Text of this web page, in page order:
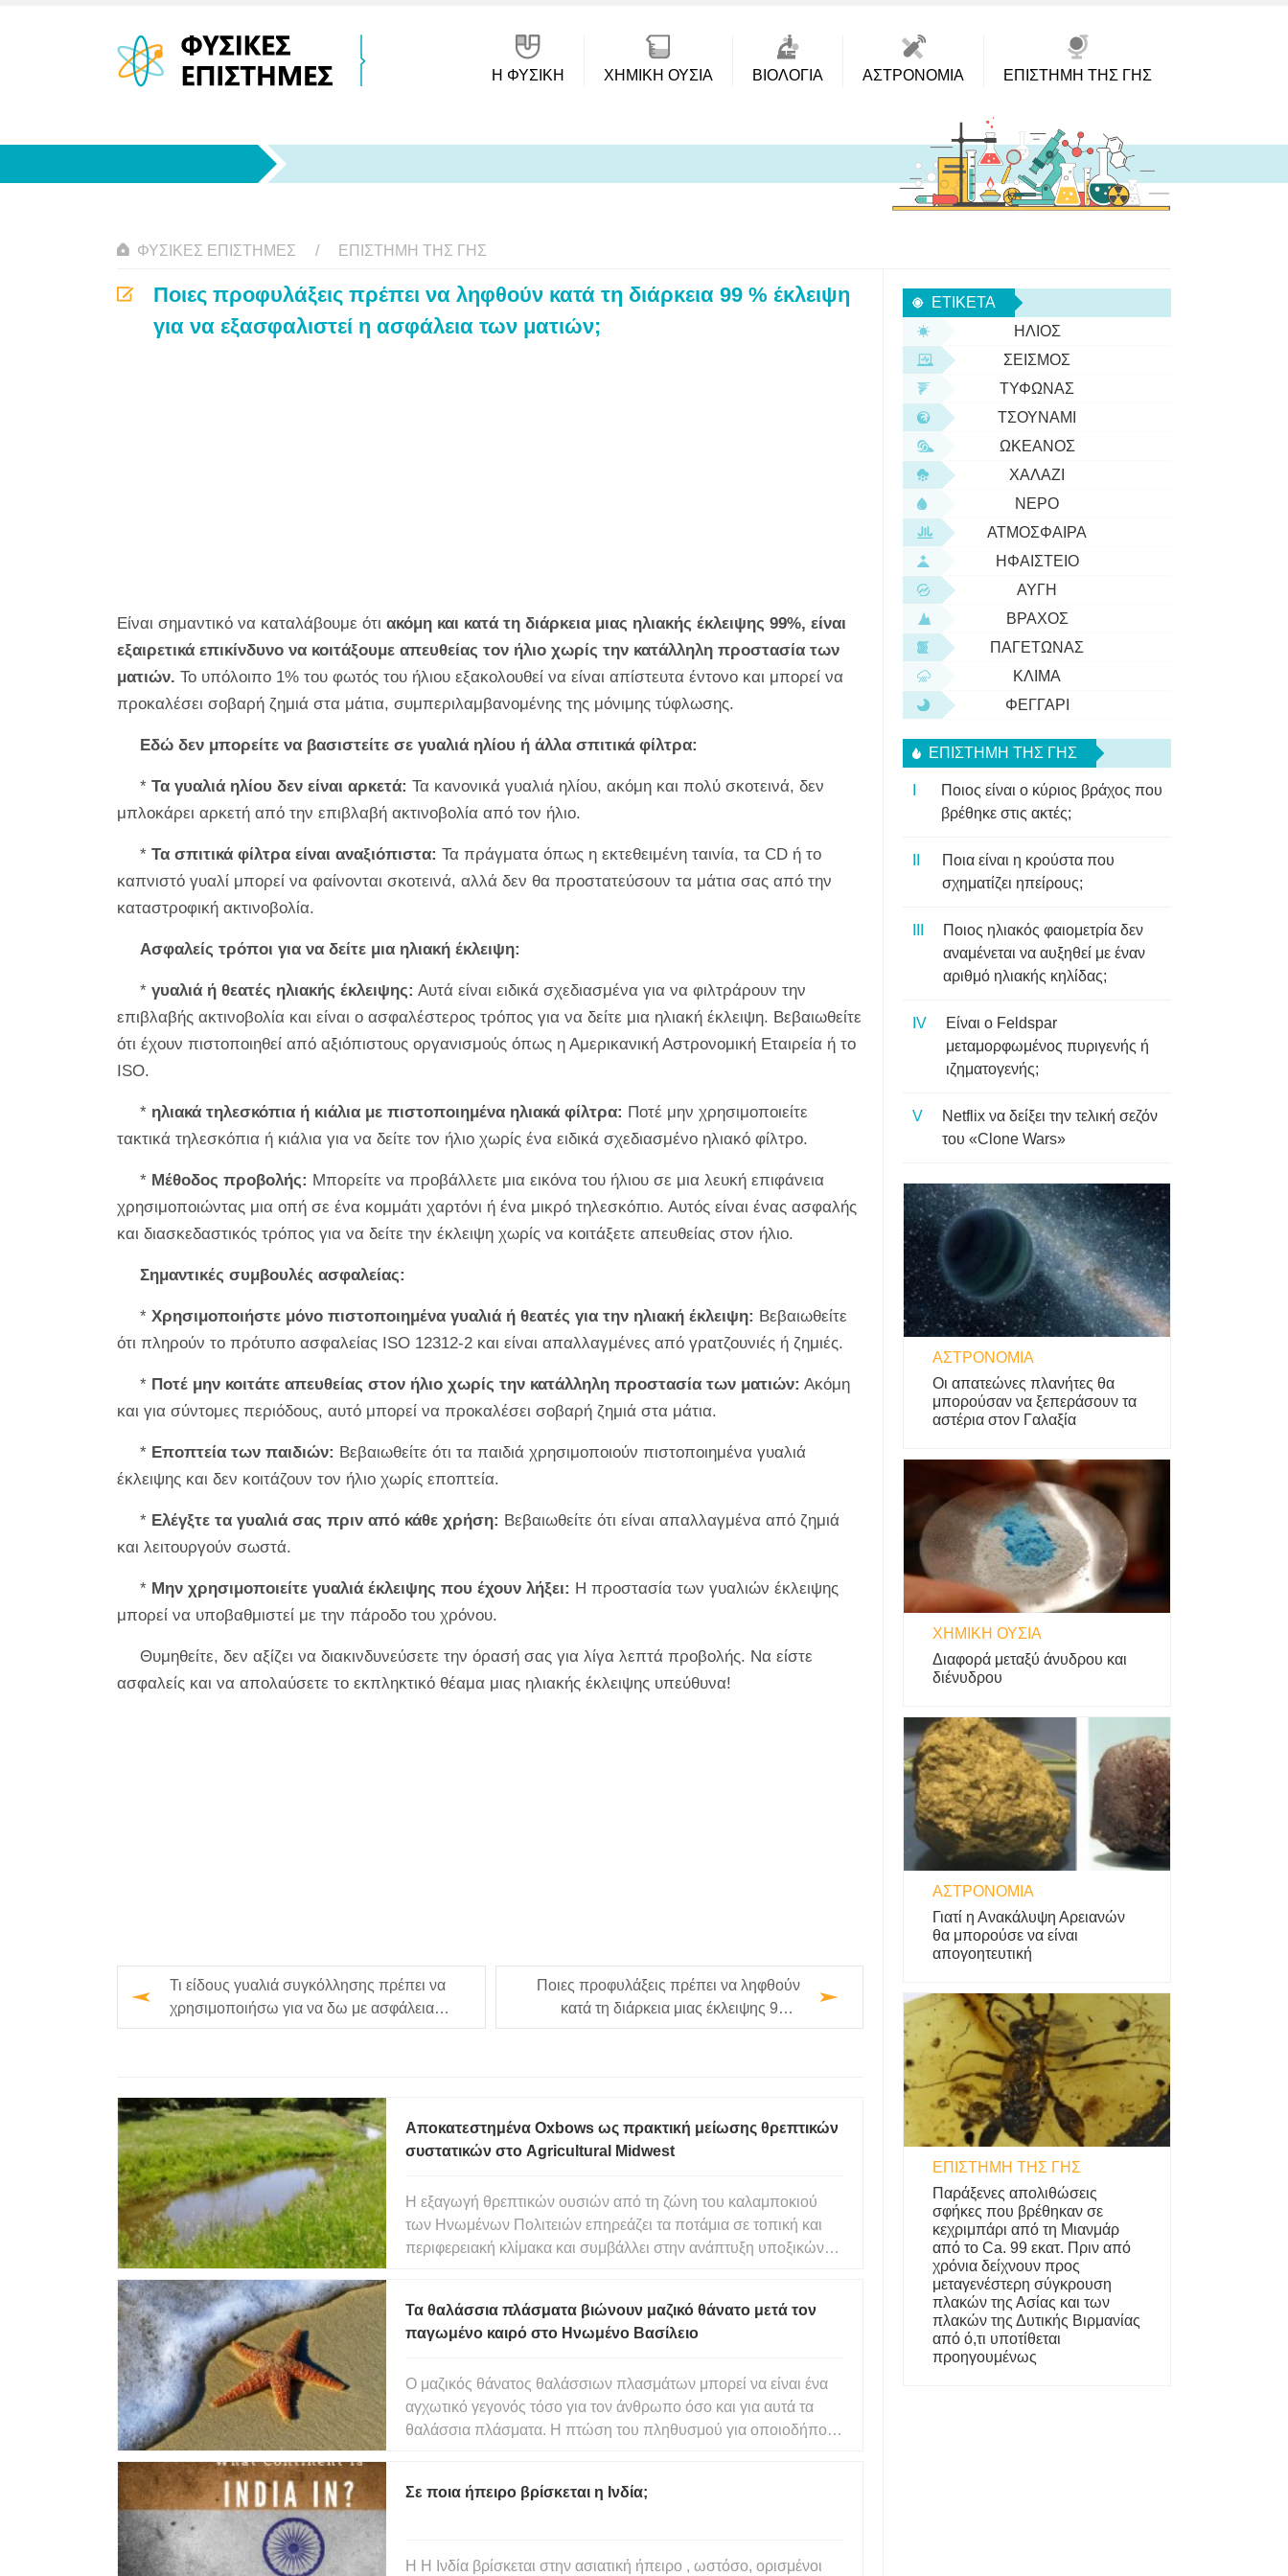
Η ΦΥΣΙΚΗ ΧΗΜΙΚΉ ΟΥΣΊΑ ΒΙΟΛΟΓΊΑ ΑΣΤΡΟΝΟΜΊΑ ΕΠΙΣΤΉΜΗ ΤΗΣ ΓΗΣ
ΦΥΣΙΚΈΣ ΕΠΙΣΤΉΜΕΣ ΕΠΙΣΤΉΜΗ ΤΗΣ ΓΗΣ
Ποιες προφυλάξεις πρέπει να ληφθούν κατά τη διάρκεια 99 % έκλειψη
για να εξασφαλιστεί η ασφάλεια των ματιών;
Είναι σημαντικό να καταλάβουμε ότι ακόμη και κατά τη διάρκεια μιας ηλιακής έκλειψης 99%, είναι
εξαιρετικά επικίνδυνο να κοιτάξουμε απευθείας τον ήλιο χωρίς την κατάλληλη προστασία των
ματιών. Το υπόλοιπο 1% του φωτός του ήλιου εξακολουθεί να είναι απίστευτα έντονο και μπορεί να
προκαλέσει σοβαρή ζημιά στα μάτια, συμπεριλαμβανομένης της μόνιμης τύφλωσης.
Εδώ δεν μπορείτε να βασιστείτε σε γυαλιά ηλίου ή άλλα σπιτικά φίλτρα:
* Τα γυαλιά ηλίου δεν είναι αρκετά: Τα κανονικά γυαλιά ηλίου, ακόμη και πολύ σκοτεινά, δεν
μπλοκάρει αρκετή από την επιβλαβή ακτινοβολία από τον ήλιο.
* Τα σπιτικά φίλτρα είναι αναξιόπιστα: Τα πράγματα όπως η εκτεθειμένη ταινία, τα CD ή το
καπνιστό γυαλί μπορεί να φαίνονται σκοτεινά, αλλά δεν θα προστατεύσουν τα μάτια σας από την
καταστροφική ακτινοβολία.
Ασφαλείς τρόποι για να δείτε μια ηλιακή έκλειψη:
* γυαλιά ή θεατές ηλιακής έκλειψης: Αυτά είναι ειδικά σχεδιασμένα για να φιλτράρουν την
επιβλαβής ακτινοβολία και είναι ο ασφαλέστερος τρόπος για να δείτε μια ηλιακή έκλειψη. Βεβαιωθείτε
ότι έχουν πιστοποιηθεί από αξιόπιστους οργανισμούς όπως η Αμερικανική Αστρονομική Εταιρεία ή το
ISO.
* ηλιακά τηλεσκόπια ή κιάλια με πιστοποιημένα ηλιακά φίλτρα: Ποτέ μην χρησιμοποιείτε
τακτικά τηλεσκόπια ή κιάλια για να δείτε τον ήλιο χωρίς ένα ειδικά σχεδιασμένο ηλιακό φίλτρο.
* Μέθοδος προβολής: Μπορείτε να προβάλλετε μια εικόνα του ήλιου σε μια λευκή επιφάνεια
χρησιμοποιώντας μια οπή σε ένα κομμάτι χαρτόνι ή ένα μικρό τηλεσκόπιο. Αυτός είναι ένας ασφαλής
και διασκεδαστικός τρόπος για να δείτε την έκλειψη χωρίς να κοιτάξετε απευθείας στον ήλιο.
Σημαντικές συμβουλές ασφαλείας:
* Χρησιμοποιήστε μόνο πιστοποιημένα γυαλιά ή θεατές για την ηλιακή έκλειψη: Βεβαιωθείτε
ότι πληρούν το πρότυπο ασφαλείας ISO 12312-2 και είναι απαλλαγμένες από γρατζουνιές ή ζημιές.
* Ποτέ μην κοιτάτε απευθείας στον ήλιο χωρίς την κατάλληλη προστασία των ματιών: Ακόμη
και για σύντομες περιόδους, αυτό μπορεί να προκαλέσει σοβαρή ζημιά στα μάτια.
* Εποπτεία των παιδιών: Βεβαιωθείτε ότι τα παιδιά χρησιμοποιούν πιστοποιημένα γυαλιά
έκλειψης και δεν κοιτάζουν τον ήλιο χωρίς εποπτεία.
* Ελέγξτε τα γυαλιά σας πριν από κάθε χρήση: Βεβαιωθείτε ότι είναι απαλλαγμένα από ζημιά
και λειτουργούν σωστά.
* Μην χρησιμοποιείτε γυαλιά έκλειψης που έχουν λήξει: Η προστασία των γυαλιών έκλειψης
μπορεί να υποβαθμιστεί με την πάροδο του χρόνου.
Θυμηθείτε, δεν αξίζει να διακινδυνεύσετε την όρασή σας για λίγα λεπτά προβολής. Να είστε
ασφαλείς και να απολαύσετε το εκπληκτικό θέαμα μιας ηλιακής έκλειψης υπεύθυνα!
Τι είδους γυαλιά συγκόλλησης πρέπει να
χρησιμοποιήσω για να δω με ασφάλεια
την ηλιακή έκλειψη;
Ποιες προφυλάξεις πρέπει να ληφθούν
κατά τη διάρκεια μιας έκλειψης 99%
ηλιακής έκλειψης για να εξασφαλιστεί η …
Αποκατεστημένα Oxbows ως πρακτική μείωσης θρεπτικών
συστατικών στο Agricultural Midwest
Η εξαγωγή θρεπτικών ουσιών από τη ζώνη του καλαμποκιού
των Ηνωμένων Πολιτειών επηρεάζει τα ποτάμια σε τοπική και
περιφερειακή κλίμακα και συμβάλλει στην ανάπτυξη υποξικών
που παραδίδ
Τα θαλάσσια πλάσματα βιώνουν μαζικό θάνατο μετά τον
παγωμένο καιρό στο Ηνωμένο Βασίλειο
Ο μαζικός θάνατος θαλάσσιων πλασμάτων μπορεί να είναι ένα
αγχωτικό γεγονός τόσο για τον άνθρωπο όσο και για αυτά τα
θαλάσσια πλάσματα. Η πτώση του πληθυσμού για οποιοδήποτε
πόρους.
Σε ποια ήπειρο βρίσκεται η Ινδία;
Η Η Ινδία βρίσκεται στην ασιατική ήπειρο , ωστόσο, ορισμένοι
ΕΤΙΚΈΤΑ
ΉΛΙΟΣ
ΣΕΙΣΜΌΣ
ΤΥΦΏΝΑΣ
ΤΣΟΥΝΆΜΙ
ΩΚΕΑΝΌΣ
ΧΑΛΆΖΙ
ΝΕΡΌ
ΑΤΜΌΣΦΑΙΡΑ
ΗΦΑΊΣΤΕΙΟ
ΑΥΓΉ
ΒΡΆΧΟΣ
ΠΑΓΕΤΏΝΑΣ
ΚΛΊΜΑ
ΦΕΓΓΆΡΙ
ΕΠΙΣΤΉΜΗ ΤΗΣ ΓΗΣ
Ποιος είναι ο κύριος βράχος που
βρέθηκε στις ακτές;
Ποια είναι η κρούστα που
σχηματίζει ηπείρους;
Ποιος ηλιακός φαιομετρία δεν
αναμένεται να αυξηθεί με έναν
αριθμό ηλιακής κηλίδας;
Είναι ο Feldspar
μεταμορφωμένος πυριγενής ή
ιζηματογενής;
Netflix να δείξει την τελική σεζόν
του «Clone Wars»
ΑΣΤΡΟΝΟΜΊΑ
Οι απατεώνες πλανήτες θα
μπορούσαν να ξεπεράσουν τα
αστέρια στον Γαλαξία
ΧΗΜΙΚΉ ΟΥΣΊΑ
Διαφορά μεταξύ άνυδρου και
διένυδρου
ΑΣΤΡΟΝΟΜΊΑ
Γιατί η Ανακάλυψη Αρειανών
θα μπορούσε να είναι
απογοητευτική
ΕΠΙΣΤΉΜΗ ΤΗΣ ΓΗΣ
Παράξενες απολιθώσεις
σφήκες που βρέθηκαν σε
κεχριμπάρι από τη Μιανμάρ
από το Ca. 99 εκατ. Πριν από
χρόνια δείχνουν προς
μεταγενέστερη σύγκρουση
πλακών της Ασίας και των
πλακών της Δυτικής Βιρμανίας
από ό,τι υποτίθεται
προηγουμένως